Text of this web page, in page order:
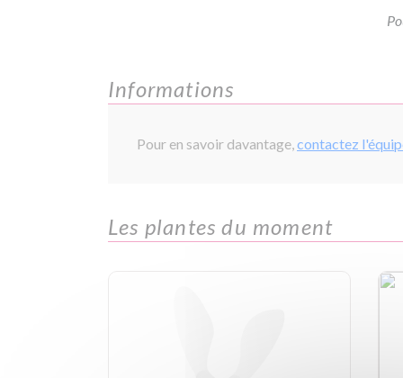
Informations
Pour en savoir davantage,contactez
Les plantes du moment